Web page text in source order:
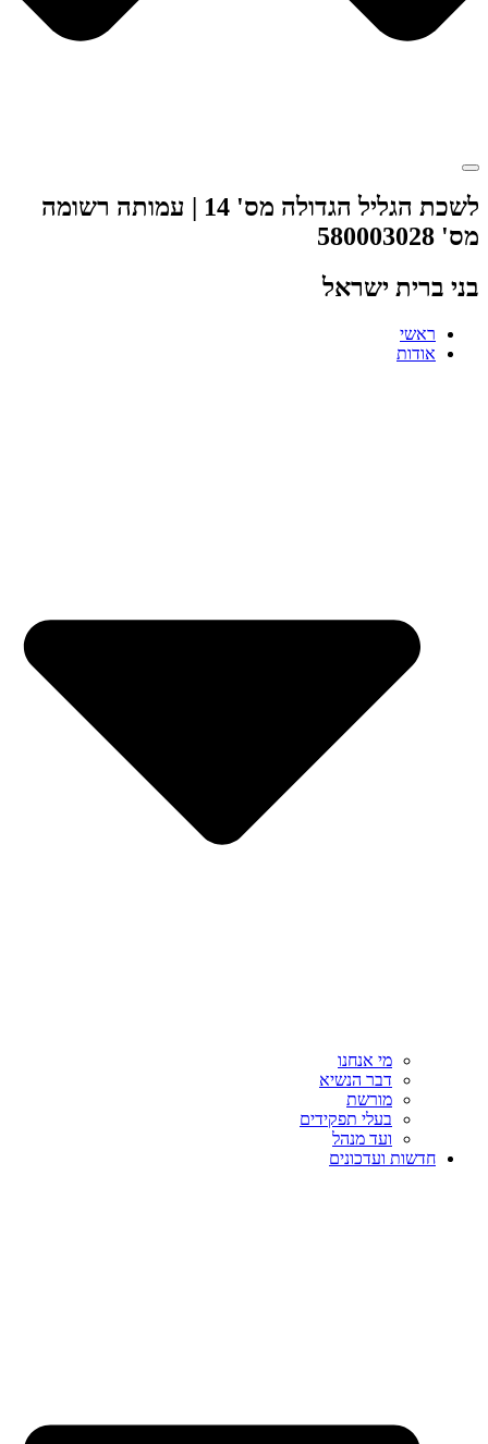
לשכת הגליל הגדולה מס' 14 | עמותה רשומה
מס' 580003028
בני ברית ישראל
ראשי
אודות
מי אנחנו
דבר הנשיא
מורשת
בעלי תפקידים
ועד מנהל
חדשות ועדכונים